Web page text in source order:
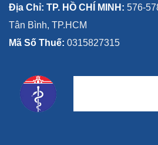
Địa Chỉ: TP. HỒ CHÍ MINH: 576-
Tân Bình, TP.HCM
Mã Số Thuế: 0315827315